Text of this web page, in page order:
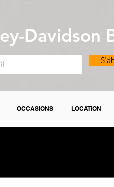
Davidson
OCCASIONS LOCATION